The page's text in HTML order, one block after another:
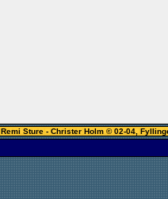
Remi Sture - Christer Holm © 02-04